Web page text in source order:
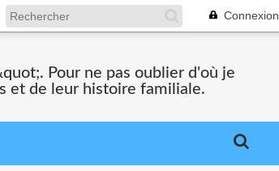
Connexion
Pour ne pas oublier d'où je
et de leur histoire familiale.